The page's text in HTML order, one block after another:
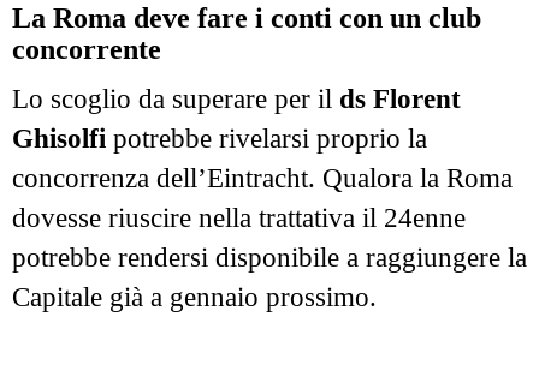
La Roma deve fare i conti con un club
concorrente
Lo scoglio da superare per il ds Florent
Ghisolfi potrebbe rivelarsi proprio la
concorrenza dell’Eintracht. Qualora la Roma
dovesse riuscire nella trattativa il 24enne
potrebbe rendersi disponibile a raggiungere la
Capitale già a gennaio prossimo.